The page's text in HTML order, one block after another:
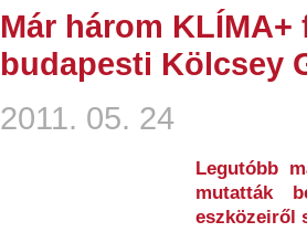
Már három
budapesti Kölcsey
2011. 05. 24
Legutóbb
mutatták
eszközeiről